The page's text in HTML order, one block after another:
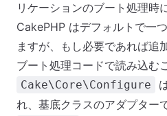
リケーションのブート処理時
CakePHP はデフォルトで一
ますが、もし必要であれば追
ブート処理コードで読み込む
Cake\Core\Configure
れ、基底クラスのアダプター